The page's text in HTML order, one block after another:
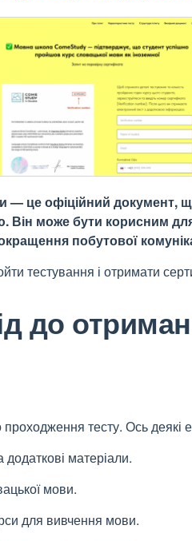
— це офіційний документ,
може бути корисним
побутової
тестування і отримати
до
тесту. Ось деякі
матеріали.
мови.
для вивчення мови.